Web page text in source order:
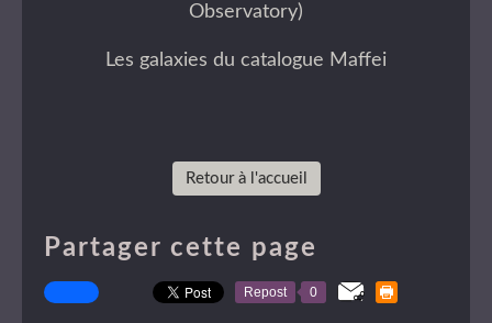
Observatory)
Les galaxies du catalogue Maffei
Retour à l'accueil
Partager cette page
Repost 0